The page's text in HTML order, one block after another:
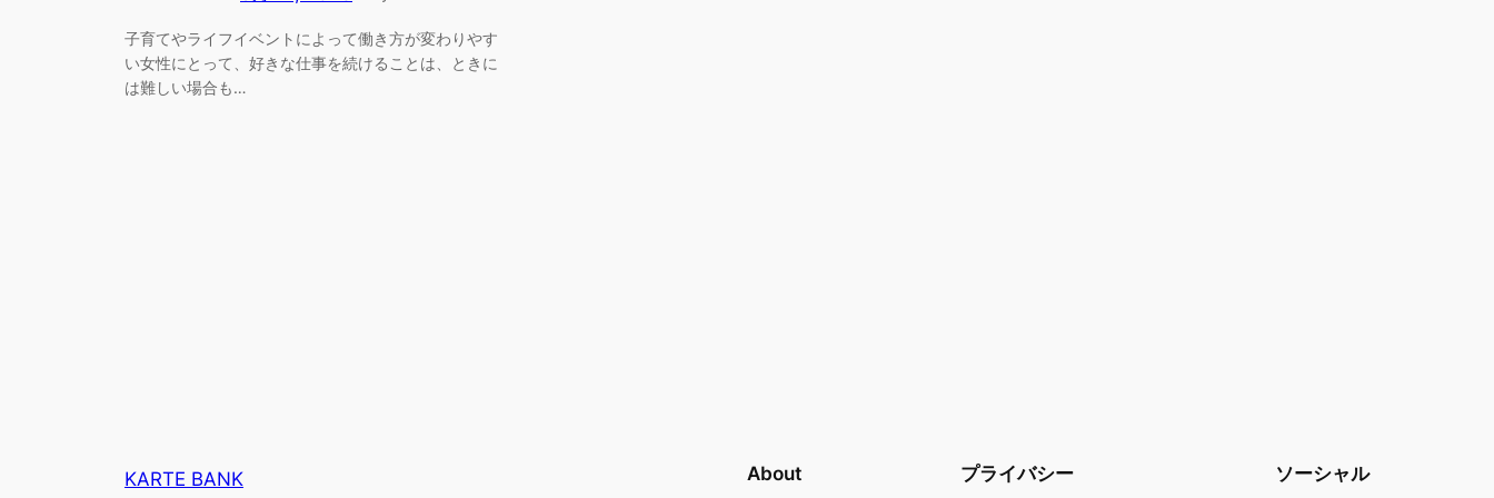
子育てやライフイベントによって働き方が変わりやす
い女性にとって、好きな仕事を続けることは、ときに
は難しい場合も…
KARTE BANK About プライバシー ソーシャル